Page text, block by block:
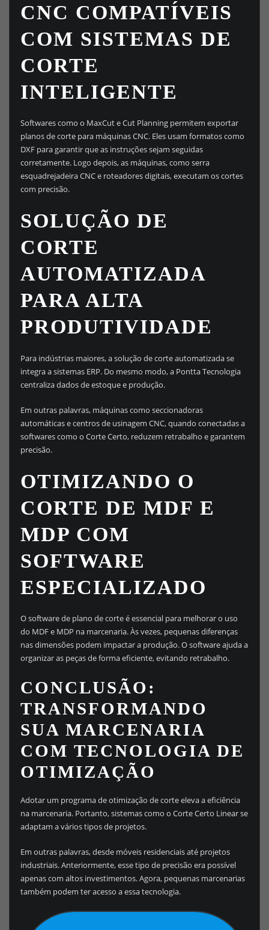
CNC COMPATÍVEIS
COM SISTEMAS DE
CORTE
INTELIGENTE
Softwares como o MaxCut e Cut Planning permitem exportar
planos de corte para máquinas CNC. Eles usam formatos como
DXF para garantir que as instruções sejam seguidas
corretamente. Logo depois, as máquinas, como serra
esquadrejadeira CNC e roteadores digitais, executam os cortes
com precisão.
SOLUÇÃO DE
CORTE
AUTOMATIZADA
PARA ALTA
PRODUTIVIDADE
Para indústrias maiores, a solução de corte automatizada se
integra a sistemas ERP. Do mesmo modo, a Pontta Tecnologia
centraliza dados de estoque e produção.
Em outras palavras, máquinas como seccionadoras
automáticas e centros de usinagem CNC, quando conectadas a
softwares como o Corte Certo, reduzem retrabalho e garantem
precisão.
OTIMIZANDO O
CORTE DE MDF E
MDP COM
SOFTWARE
ESPECIALIZADO
O software de plano de corte é essencial para melhorar o uso
do MDF e MDP na marcenaria. Às vezes, pequenas diferenças
nas dimensões podem impactar a produção. O software ajuda a
organizar as peças de forma eficiente, evitando retrabalho.
CONCLUSÃO:
TRANSFORMANDO
SUA MARCENARIA
COM TECNOLOGIA DE
OTIMIZAÇÃO
Adotar um programa de otimização de corte eleva a eficiência
na marcenaria. Portanto, sistemas como o Corte Certo Linear se
adaptam a vários tipos de projetos.
Em outras palavras, desde móveis residenciais até projetos
industriais. Anteriormente, esse tipo de precisão era possível
apenas com altos investimentos. Agora, pequenas marcenarias
também podem ter acesso a essa tecnologia.